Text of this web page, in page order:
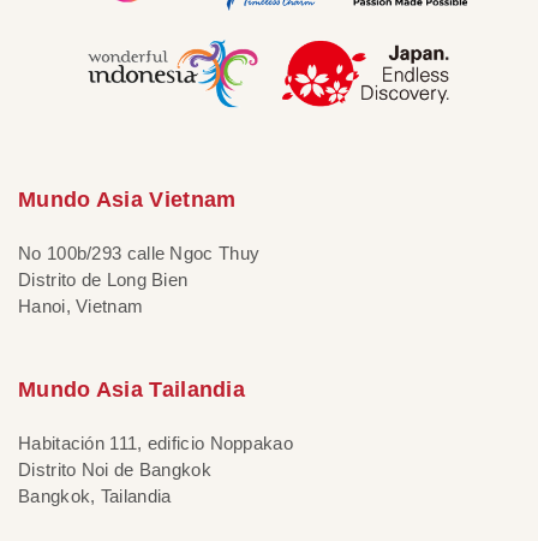
Mundo Asia Vietnam
No 100b/293 calle Ngoc Thuy
Distrito de Long Bien
Hanoi, Vietnam
Mundo Asia Tailandia
Habitación 111, edificio Noppakao
Distrito Noi de Bangkok
Bangkok, Tailandia